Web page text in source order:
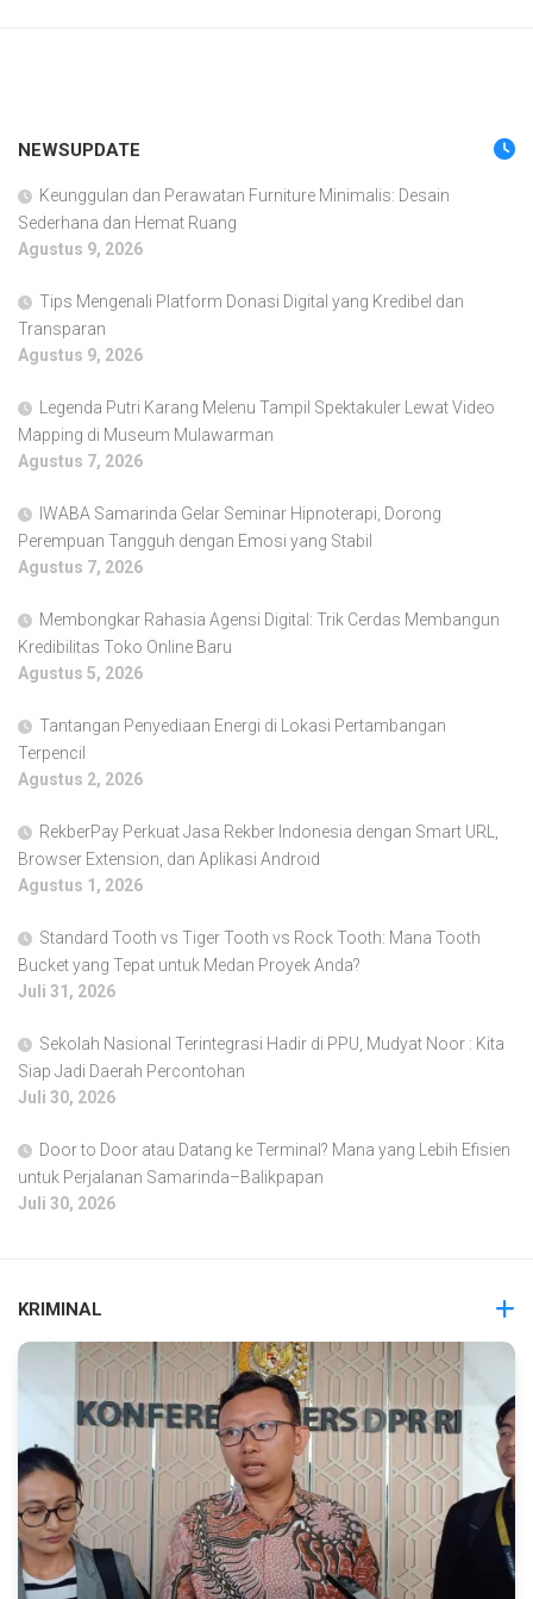
NEWSUPDATE
Keunggulan dan Perawatan Furniture Minimalis: Desain
Sederhana dan Hemat Ruang
Agustus 9, 2026
Tips Mengenali Platform Donasi Digital yang Kredibel dan
Transparan
Agustus 9, 2026
Legenda Putri Karang Melenu Tampil Spektakuler Lewat Video
Mapping di Museum Mulawarman
Agustus 7, 2026
IWABA Samarinda Gelar Seminar Hipnoterapi, Dorong
Perempuan Tangguh dengan Emosi yang Stabil
Agustus 7, 2026
Membongkar Rahasia Agensi Digital: Trik Cerdas Membangun
Kredibilitas Toko Online Baru
Agustus 5, 2026
Tantangan Penyediaan Energi di Lokasi Pertambangan
Terpencil
Agustus 2, 2026
RekberPay Perkuat Jasa Rekber Indonesia dengan Smart URL,
Browser Extension, dan Aplikasi Android
Agustus 1, 2026
Standard Tooth vs Tiger Tooth vs Rock Tooth: Mana Tooth
Bucket yang Tepat untuk Medan Proyek Anda?
Juli 31, 2026
Sekolah Nasional Terintegrasi Hadir di PPU, Mudyat Noor : Kita
Siap Jadi Daerah Percontohan
Juli 30, 2026
Door to Door atau Datang ke Terminal? Mana yang Lebih Efisien
untuk Perjalanan Samarinda–Balikpapan
Juli 30, 2026
KRIMINAL